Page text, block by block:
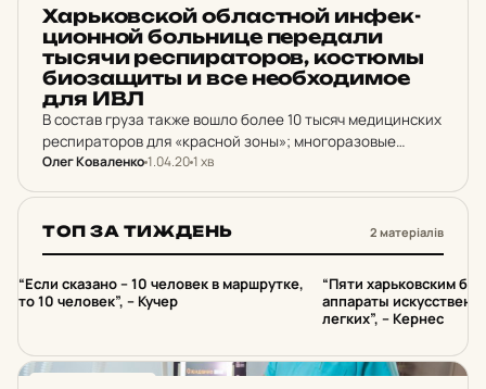
НОВИНИ ХАРКОВА
Харь­ков­ской об­лас­тной ин­фек­
ци­он­ной боль­ни­це пе­ре­да­ли
тысячи рес­пи­ра­то­ров, кос­тюмы
би­о­за­щиты и все не­об­хо­ди­мое
для ИВЛ
В состав груза также вошло более 10 тысяч медицинских
респираторов для «красной зоны»; многоразовые
шапочки; термометры; датчики; необходимые для
эндотрахеальные трубки и тому подобное.
Олег Коваленко1.04.201 хв
ТОП ЗА ТИЖДЕНЬ 2 матеріалів
1
“Если сказано – 10 человек в маршрутке,
то 10 человек”, – Кучер
2
“Пяти харьковским
аппараты
легких”, – Кернес